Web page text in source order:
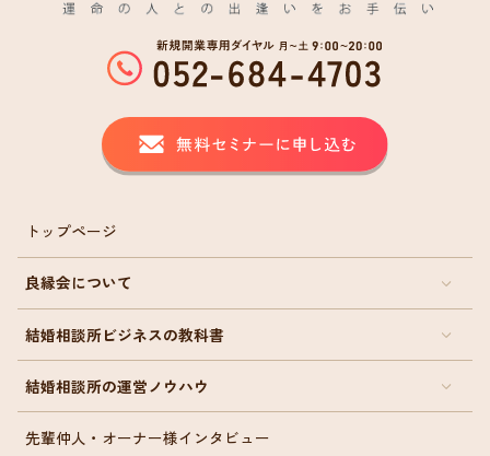
トップページ
良縁会について
結婚相談所ビジネスの教科書
結婚相談所の運営ノウハウ
先輩仲人・オーナー様インタビュー